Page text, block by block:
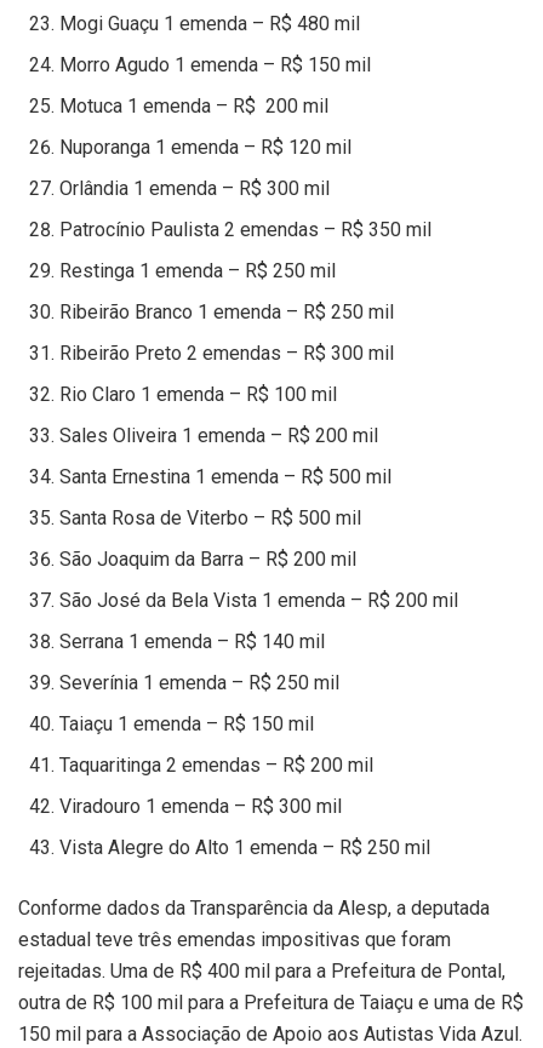
Mogi Guaçu 1 emenda – R$ 480 mil
Morro Agudo 1 emenda – R$ 150 mil
Motuca 1 emenda – R$ 200 mil
Nuporanga 1 emenda – R$ 120 mil
Orlândia 1 emenda – R$ 300 mil
Patrocínio Paulista 2 emendas – R$ 350 mil
Restinga 1 emenda – R$ 250 mil
Ribeirão Branco 1 emenda – R$ 250 mil
Ribeirão Preto 2 emendas – R$ 300 mil
Rio Claro 1 emenda – R$ 100 mil
Sales Oliveira 1 emenda – R$ 200 mil
Santa Ernestina 1 emenda – R$ 500 mil
Santa Rosa de Viterbo – R$ 500 mil
São Joaquim da Barra – R$ 200 mil
São José da Bela Vista 1 emenda – R$ 200 mil
Serrana 1 emenda – R$ 140 mil
Severínia 1 emenda – R$ 250 mil
Taiaçu 1 emenda – R$ 150 mil
Taquaritinga 2 emendas – R$ 200 mil
Viradouro 1 emenda – R$ 300 mil
Vista Alegre do Alto 1 emenda – R$ 250 mil
Conforme dados da Transparência da Alesp, a deputada
estadual teve três emendas impositivas que foram
rejeitadas. Uma de R$ 400 mil para a Prefeitura de Pontal,
outra de R$ 100 mil para a Prefeitura de Taiaçu e uma de R$
150 mil para a Associação de Apoio aos Autistas Vida Azul.